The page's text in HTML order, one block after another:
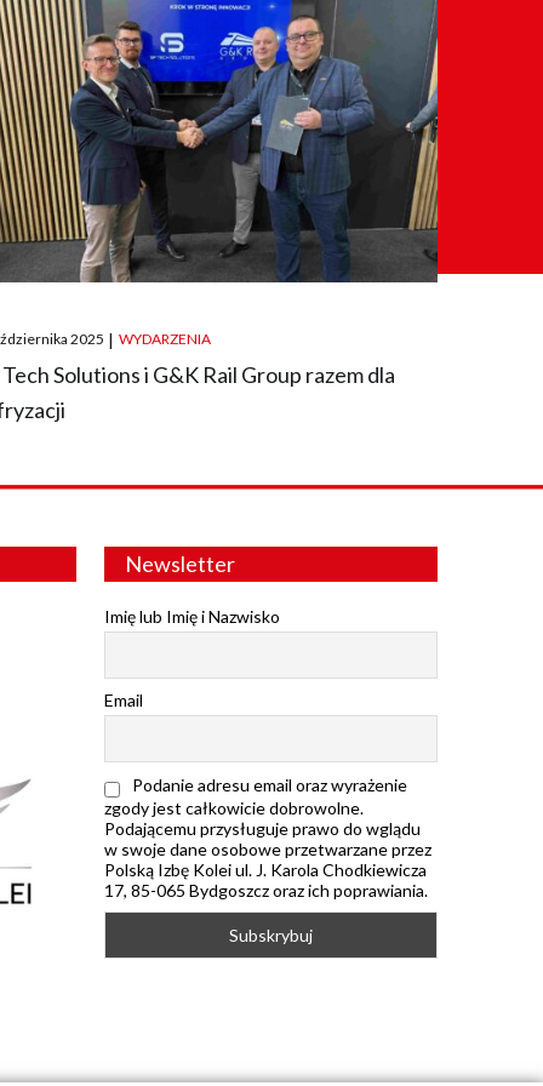
2025 | WYDARZENIA
Tech Solutions i G&K Rail Group razem dla
Newsletter
Imię lub Imię i Nazwisko
Email
Podanie adresu email oraz wyrażenie
zgody jest całkowicie dobrowolne.
Podającemu przysługuje prawo do wglądu
w swoje dane osobowe przetwarzane przez
Polską Izbę Kolei ul. J. Karola Chodkiewicza
17, 85-065 Bydgoszcz oraz ich poprawiania.